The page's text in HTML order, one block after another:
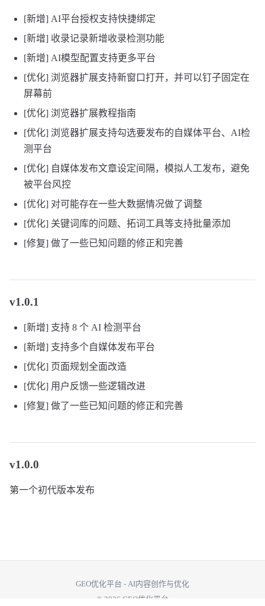
[新增] AI平台授权支持快捷绑定
[新增] 收录记录新增收录检测功能
[新增] AI模型配置支持更多平台
[优化] 浏览器扩展支持新窗口打开，并可以钉子固定在
屏幕前
[优化] 浏览器扩展教程指南
[优化] 浏览器扩展支持勾选要发布的自媒体平台、AI检
测平台
[优化] 自媒体发布文章设定间隔，模拟人工发布，避免
被平台风控
[优化] 对可能存在一些大数据情况做了调整
[优化] 关键词库的问题、拓词工具等支持批量添加
[修复] 做了一些已知问题的修正和完善
v1.0.1
[新增] 支持 8 个 AI 检测平台
[新增] 支持多个自媒体发布平台
[优化] 页面规划全面改造
[优化] 用户反馈一些逻辑改进
[修复] 做了一些已知问题的修正和完善
v1.0.0
第一个初代版本发布
GEO优化平台 - AI内容创作与优化
© 2026 GEO优化平台